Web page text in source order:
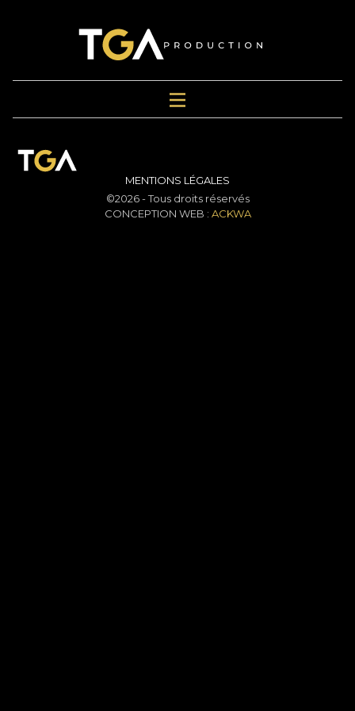
MENTIONS LÉGALES
©2026 - Tous droits réservés
CONCEPTION WEB : ACKWA